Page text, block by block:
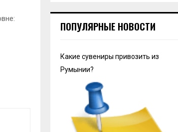
ПОПУЛЯРНЫЕ НОВОСТИ
Какие сувениры привозить из
Румынии?